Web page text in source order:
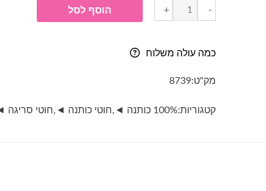
-
כמות
של
כותנה-
7288-
+ הוסף לסל
כמה עולה משלוח
מק"ט:8739
קטגוריות:100% כותנה ◄ ,חוטי כותנה ◄ ,חוטי סריגה